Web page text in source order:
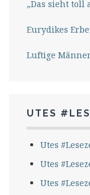
„Das sieht toll
Eurydikes
Luftige
UTES
Utes
Utes
Utes